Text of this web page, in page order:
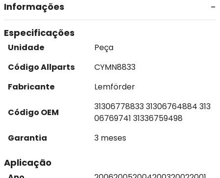
Informações
Especificações
Unidade
Peça
Código Allparts
CYMN8833
Fabricante
Lemförder
Código OEM
31306778833 31306764884 313
06769741 31336759498
Garantia
3 meses
Aplicação